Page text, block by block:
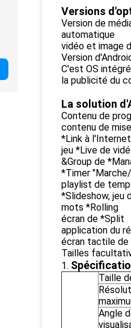
Versions
Version de
automatique
vidéo et image
Version
C'est OS
la publicité du
La solution
Contenu de
contenu de
*Link à l'Internet
jeu *Live de
&Group de
*Timer
playlist de
*Slideshow, jeu
mots *Rolling
écran de *Split
application du
écran tactile
Tailles
1.
Taille
Angle